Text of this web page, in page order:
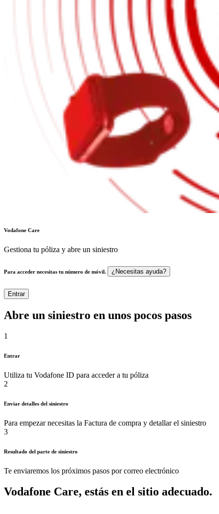
Vodafone Care
Gestiona tu póliza y abre un siniestro
Para acceder necesitas tu número de móvil. ¿Necesitas ayuda?
Entrar
Abre un siniestro en unos pocos pasos
1
Entrar
Utiliza tu Vodafone ID para acceder a tu póliza
2
Enviar detalles del siniestro
Para empezar necesitas la Factura de compra y detallar el siniestro
3
Resultado del parte de siniestro
Te enviaremos los próximos pasos por correo electrónico
Vodafone Care, estás en el sitio adecuado.